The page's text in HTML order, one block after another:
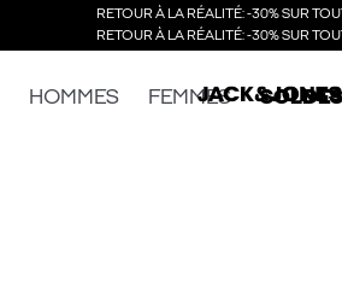
RETOUR À LA RÉALITÉ: -30% SUR
RETOUR À LA RÉALITÉ: -30% SUR
HOMMES FEMMES SOLDES